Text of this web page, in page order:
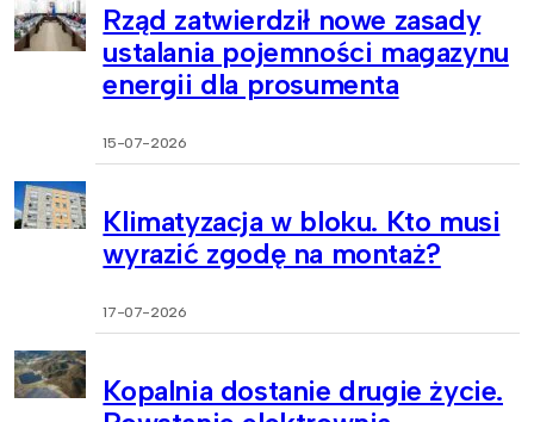
Rząd zatwierdził nowe zasady
ustalania pojemności magazynu
energii dla prosumenta
15-07-2026
Klimatyzacja w bloku. Kto musi
wyrazić zgodę na montaż?
17-07-2026
Kopalnia dostanie drugie życie.